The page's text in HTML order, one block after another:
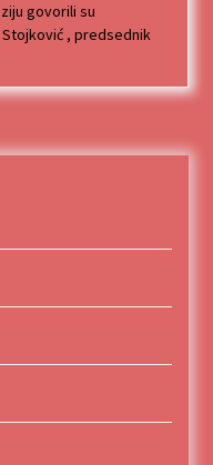
govorili su
, predsednik